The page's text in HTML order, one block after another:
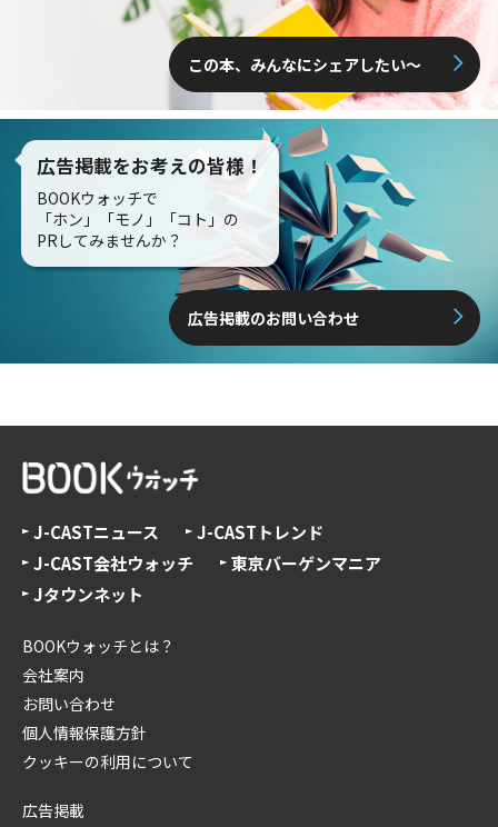
この本、みんなにシェアしたい〜
広告掲載をお考えの皆様！
BOOKウォッチで
「ホン」「モノ」「コト」の
PRしてみませんか？
広告掲載のお問い合わせ
J-CASTニュース
J-CASTトレンド
J-CAST会社ウォッチ
東京バーゲンマニア
Jタウンネット
BOOKウォッチとは？
会社案内
お問い合わせ
個人情報保護方針
クッキーの利用について
広告掲載